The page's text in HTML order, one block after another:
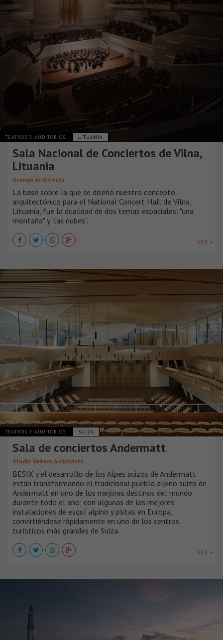
TEATROS Y AUDITORIOS LITUANIA
Sala Nacional de Conciertos de Vilna,
Lituania
Orange Architects
La base sobre la que se diseñó nuestro concepto
arquitectónico para el National Concert Hall de Vilna,
Lituania, fue la dualidad de dos temas espaciales: "una
montaña" y "las nubes".
VER +
TEATROS Y AUDITORIOS SUIZA
Sala de conciertos Andermatt
Studio Seilern Architects
BESIX y el desarrollo de los Alpes suizos de Andermatt
están transformando el tradicional pueblo alpino suizo de
Andermatt en uno de los mejores destinos del mundo
durante todo el año; con algunas de las mejores
instalaciones de esquí alpino y pistas en Europa,
convirtiéndose rápidamente en uno de los centros
turísticos más grandes de Suiza.
VER +